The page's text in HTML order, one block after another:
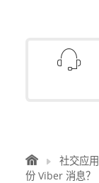
社交应用
份 Viber 消息？